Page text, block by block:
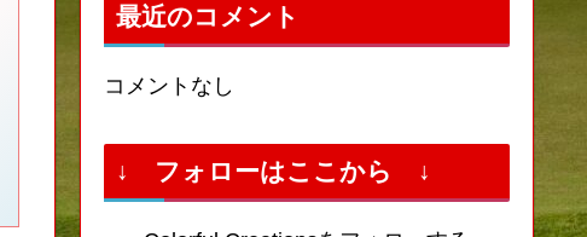
最近のコメント
コメントなし
↓ フォローはここから ↓